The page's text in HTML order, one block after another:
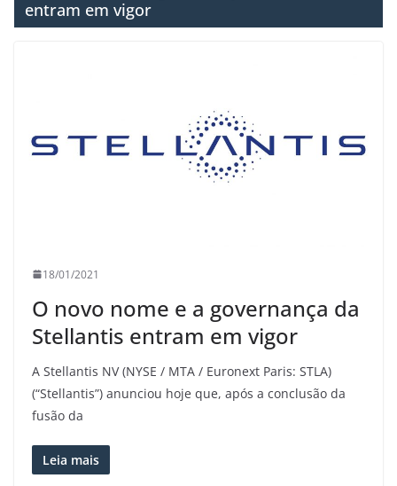
entram em vigor
18/01/2021
O novo nome e a governança da
Stellantis entram em vigor
A Stellantis NV (NYSE / MTA / Euronext Paris: STLA)
(“Stellantis”) anunciou hoje que, após a conclusão da
fusão da
Leia mais